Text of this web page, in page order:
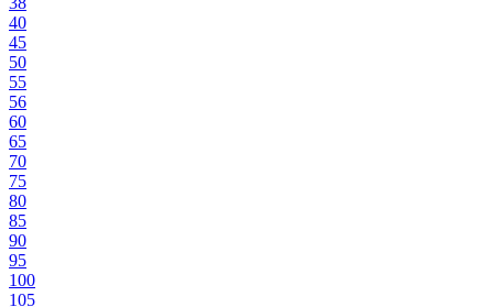
40
45
50
55
56
60
65
70
75
80
85
90
95
100
105